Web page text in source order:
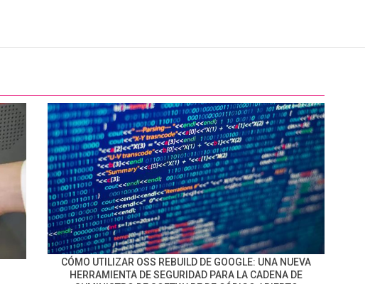
CÓMO UTILIZAR OSS REBUILD DE GOOGLE: UNA NUEVA
HERRAMIENTA DE SEGURIDAD PARA LA CADENA DE